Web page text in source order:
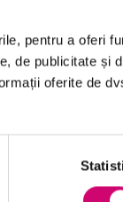
pentru a oferi
de publicitate și
oferite de
Vezi Detalii
Managementul